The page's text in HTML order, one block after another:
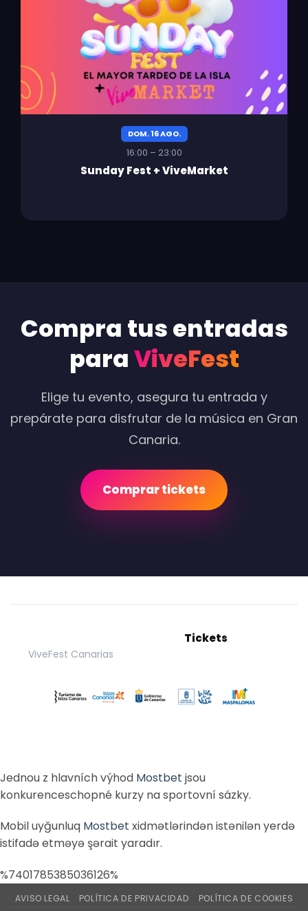
DOM. 16 AGO.
16:00 – 23:00
Sunday Fest + ViveMarket
Compra tus entradas
paraViveFest
Elige tu evento, asegura tu entrada y
prepárate para disfrutar de la música en Gran
Canaria.
Comprar tickets
Tickets
ViveFest Canarias
Jednou z hlavních výhod Mostbet jsou
konkurenceschopné kurzy na sportovní sázky.
Mobil uyğunluq Mostbet xidmətlərindən istənilən yerdə
istifadə etməyə şərait yaradır.
%7401785385036126%
AVISO LEGAL POLÍTICA DE PRIVACIDAD POLÍTICA DE COOKIES